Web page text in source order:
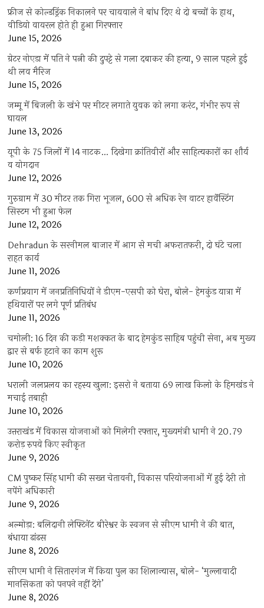
फ्रीज से कोल्डड्रिंक निकालने पर चायवाले ने बांध दिए थे दो बच्चों के हाथ,
वीडियो वायरल होते ही हुआ गिरफ्तार
June 15, 2026
ग्रेटर नोएडा में पति ने पत्नी की दुपट्टे से गला दबाकर की हत्या, 9 साल पहले हुई
थी लव मैरिज
June 15, 2026
जम्मू में बिजली के खंभे पर मीटर लगाते युवक को लगा करंट, गंभीर रूप से
घायल
June 13, 2026
यूपी के 75 जिलों में 14 नाटक… दिखेगा क्रांतिवीरों और साहित्यकारों का शौर्य
व योगदान
June 12, 2026
गुरुग्राम में 30 मीटर तक गिरा भूजल, 600 से अधिक रेन वाटर हार्वेस्टिंग
सिस्टम भी हुआ फेल
June 12, 2026
Dehradun के सरनीमल बाजार में आग से मची अफरातफरी, दो घंटे चला
राहत कार्य
June 11, 2026
कर्णप्रयाग में जनप्रतिनिधियों ने डीएम-एसपी को घेरा, बोले- हेमकुंड यात्रा में
हथियारों पर लगे पूर्ण प्रतिबंध
June 11, 2026
चमोली: 16 दिन की कड़ी मशक्कत के बाद हेमकुंड साहिब पहुंची सेना, अब मुख्य
द्वार से बर्फ हटाने का काम शुरू
June 10, 2026
धराली जलप्रलय का रहस्य खुला: इसरो ने बताया 69 लाख किलो के हिमखंड ने
मचाई तबाही
June 10, 2026
उत्तराखंड में विकास योजनाओं को मिलेगी रफ्तार, मुख्यमंत्री धामी ने 20.79
करोड़ रुपये किए स्वीकृत
June 9, 2026
CM पुष्कर सिंह धामी की सख्त चेतावनी, विकास परियोजनाओं में हुई देरी तो
नपेंगे अधिकारी
June 9, 2026
अल्मोड़ा: बलिदानी लेफ्टिनेंट बीरेश्वर के स्वजन से सीएम धामी ने की बात,
बंधाया ढांढस
June 8, 2026
सीएम धामी ने सितारगंज में किया पुल का शिलान्यास, बोले- ‘मुल्लावादी
मानसिकता को पनपने नहीं देंगे’
June 8, 2026